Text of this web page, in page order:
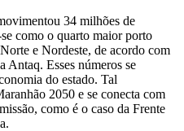
34 milhões de
como o quarto maior porto
e Nordeste, de acordo com
Antaq. Esses números se
do estado. Tal
2050 e se conecta com
como é o caso da Frente